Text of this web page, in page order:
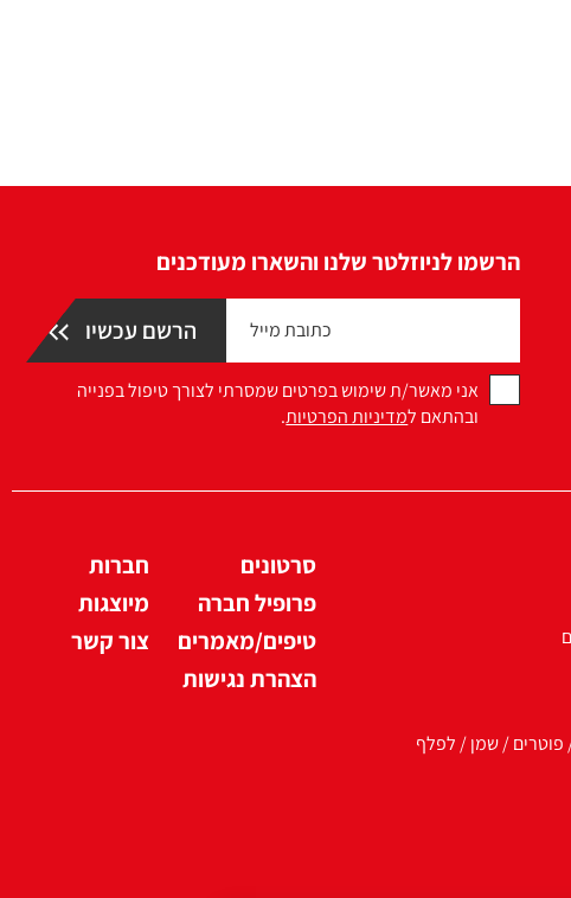
הרשמו לניוזלטר שלנו והשארו מעודכנים
אני מאשר/ת שימוש בפרטים שמסרתי לצורך טיפול בפנייה
ובהתאם למדיניות הפרטיות.
פוטרים / שמן / לפלף
סרטונים
פרופיל חברה
טיפים/מאמרים
הצהרת נגישות
חברות
מיוצגות
צור קשר